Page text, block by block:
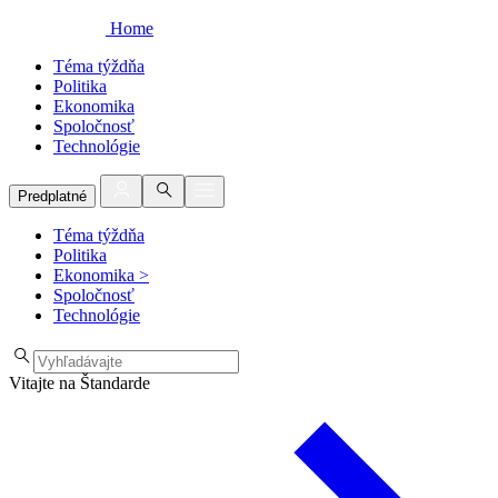
Home
Téma týždňa
Politika
Ekonomika
Spoločnosť
Technológie
Predplatné
Téma týždňa
Politika
Ekonomika >
Spoločnosť
Technológie
Vitajte na Štandarde